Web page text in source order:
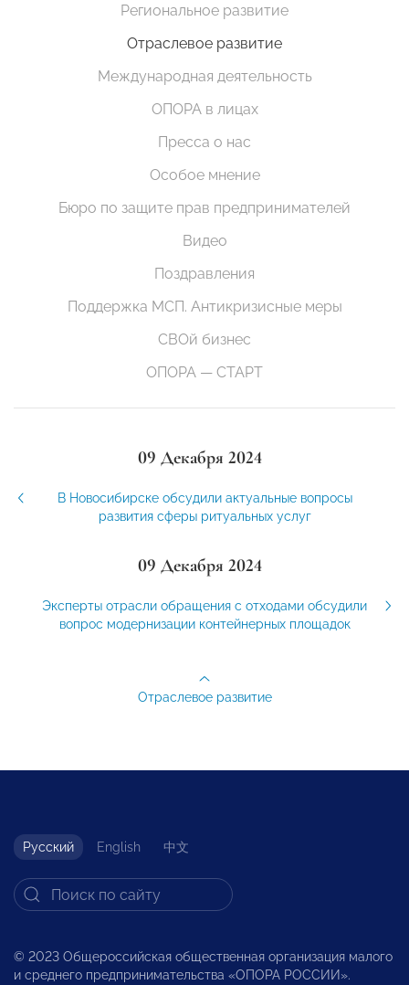
Региональное развитие
Отраслевое развитие
Международная деятельность
ОПОРА в лицах
Пресса о нас
Особое мнение
Бюро по защите прав предпринимателей
Видео
Поздравления
Поддержка МСП. Антикризисные меры
СВОй бизнес
ОПОРА — СТАРТ
09 Декабря 2024
В Новосибирске обсудили актуальные вопросы
развития сферы ритуальных услуг
09 Декабря 2024
Эксперты отрасли обращения с отходами обсудили
вопрос модернизации контейнерных площадок
Отраслевое развитие
Русский English 中文
© 2023 Общероссийская общественная организация малого
и среднего предпринимательства «ОПОРА РОССИИ».